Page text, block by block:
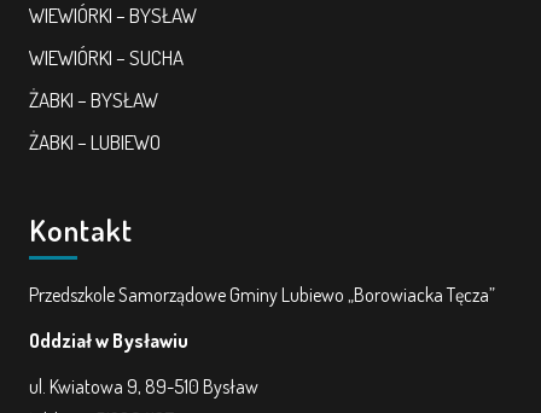
WIEWIÓRKI – BYSŁAW
WIEWIÓRKI – SUCHA
ŻABKI – BYSŁAW
ŻABKI – LUBIEWO
Kontakt
Przedszkole Samorządowe Gminy Lubiewo „Borowiacka Tęcza”
Oddział w Bysławiu
ul. Kwiatowa 9, 89-510 Bysław